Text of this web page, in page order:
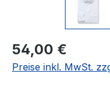
Regulärer Preis:
54,00 €
Preise inkl. MwSt.